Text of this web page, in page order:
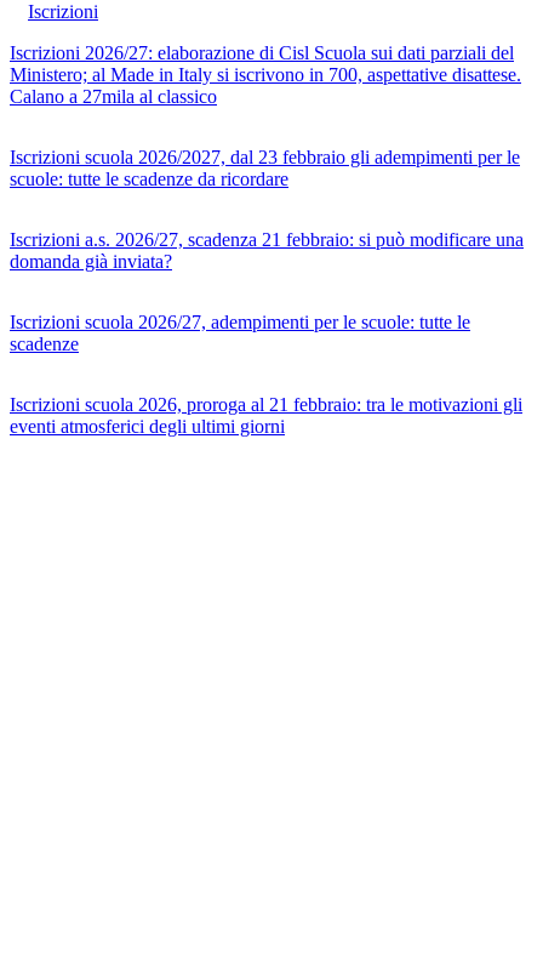
Iscrizioni
Iscrizioni 2026/27: elaborazione di Cisl Scuola sui dati parziali del
Ministero; al Made in Italy si iscrivono in 700, aspettative disattese.
Calano a 27mila al classico
Iscrizioni scuola 2026/2027, dal 23 febbraio gli adempimenti per le
scuole: tutte le scadenze da ricordare
Iscrizioni a.s. 2026/27, scadenza 21 febbraio: si può modificare una
domanda già inviata?
Iscrizioni scuola 2026/27, adempimenti per le scuole: tutte le
scadenze
Iscrizioni scuola 2026, proroga al 21 febbraio: tra le motivazioni gli
eventi atmosferici degli ultimi giorni